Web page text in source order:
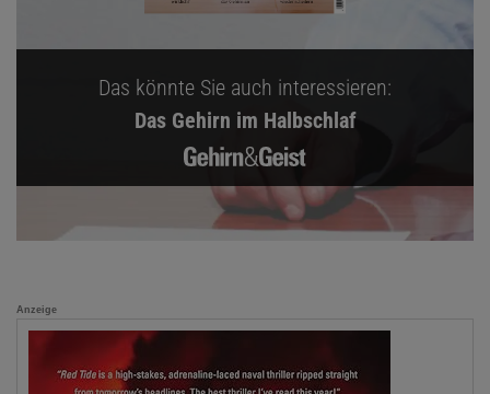
Das könnte Sie auch interessieren:
Das Gehirn im Halbschlaf
Anzeige